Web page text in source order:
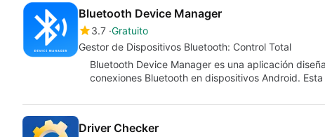
Bluetooth Device Manager
3.7 Gratuito
Gestor de Dispositivos Bluetooth: Control Total
Bluetooth Device Manager es una aplicación
conexiones Bluetooth en dispositivos Android.
Driver Checker